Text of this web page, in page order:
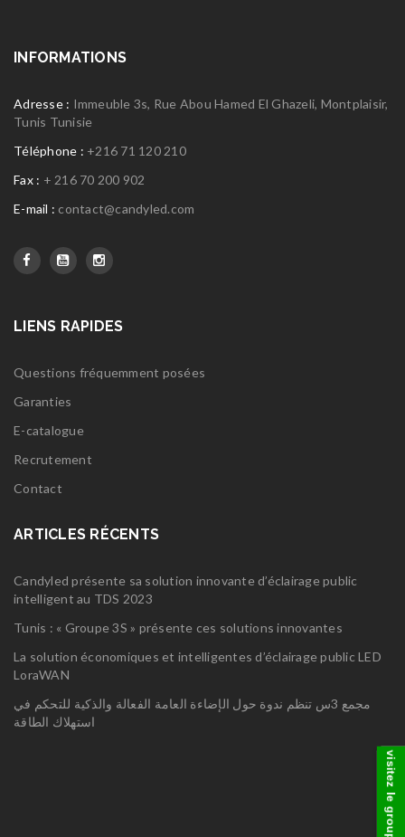
INFORMATIONS
Adresse : Immeuble 3s, Rue Abou Hamed El Ghazeli, Montplaisir,
Tunis Tunisie
Téléphone : +216 71 120 210
Fax : + 216 70 200 902
E-mail : contact@candyled.com
LIENS RAPIDES
Questions fréquemment posées
Garanties
E-catalogue
Recrutement
Contact
ARTICLES RÉCENTS
Candyled présente sa solution innovante d’éclairage public
intelligent au TDS 2023
Tunis : « Groupe 3S » présente ces solutions innovantes
La solution économiques et intelligentes d’éclairage public LED
LoraWAN
مجمع 3س تنظم ندوة حول الإضاءة العامة الفعالة والذكية للتحكم في
استهلاك الطاقة
visitez le groupe